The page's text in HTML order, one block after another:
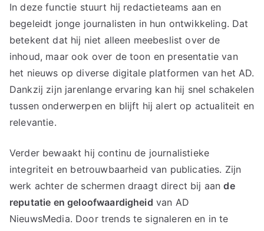
In deze functie stuurt hij redactieteams aan en
begeleidt jonge journalisten in hun ontwikkeling. Dat
betekent dat hij niet alleen meebeslist over de
inhoud, maar ook over de toon en presentatie van
het nieuws op diverse digitale platformen van het AD.
Dankzij zijn jarenlange ervaring kan hij snel schakelen
tussen onderwerpen en blijft hij alert op actualiteit en
relevantie.
Verder bewaakt hij continu de journalistieke
integriteit en betrouwbaarheid van publicaties. Zijn
werk achter de schermen draagt direct bij aande
reputatie en geloofwaardigheid van AD
NieuwsMedia. Door trends te signaleren en in te